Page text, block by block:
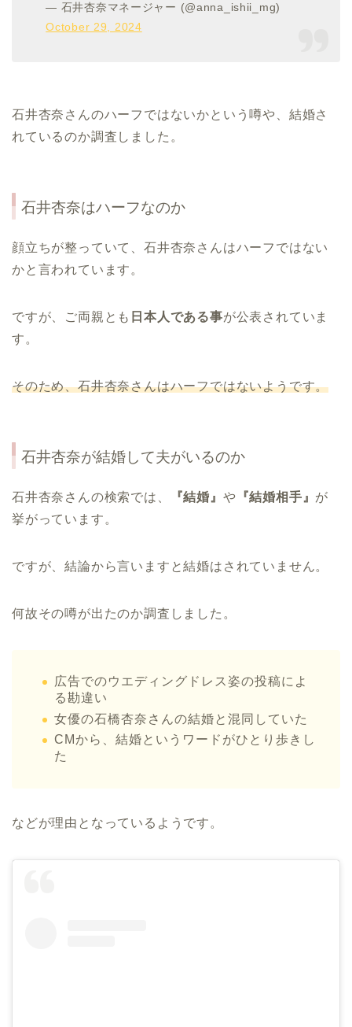
— 石井杏奈マネージャー (@anna_ishii_mg)
October 29, 2024
石井杏奈さんのハーフではないかという噂や、結婚さ
れているのか調査しました。
石井杏奈はハーフなのか
顔立ちが整っていて、石井杏奈さんはハーフではない
かと言われています。
ですが、ご両親とも 日本人である事が公表されていま
す。
そのため、石井杏奈さんはハーフではないようです。
石井杏奈が結婚して夫がいるのか
石井杏奈さんの検索では、 『結婚』 や 『結婚相手』 が
挙がっています。
ですが、結論から言いますと結婚はされていません。
何故その噂が出たのか調査しました。
広告でのウエディングドレス姿の投稿によ
る勘違い
女優の石橋杏奈さんの結婚と混同していた
CMから、結婚というワードがひとり歩きし
た
などが理由となっているようです。